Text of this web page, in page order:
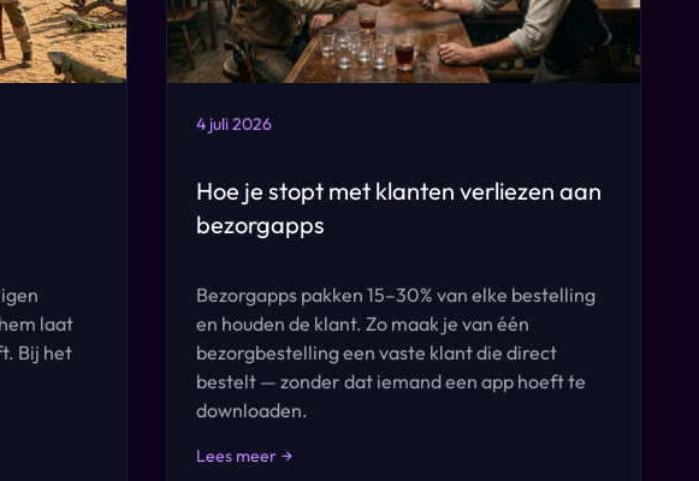
laat
Bij het
4 juli 2026
Hoe je stopt met klanten verliezen aan
bezorgapps
Bezorgapps pakken 15–30% van elke bestelling
en houden de klant. Zo maak je van één
bezorgbestelling een vaste klant die direct
bestelt — zonder dat iemand een app hoeft te
downloaden.
Lees meer →